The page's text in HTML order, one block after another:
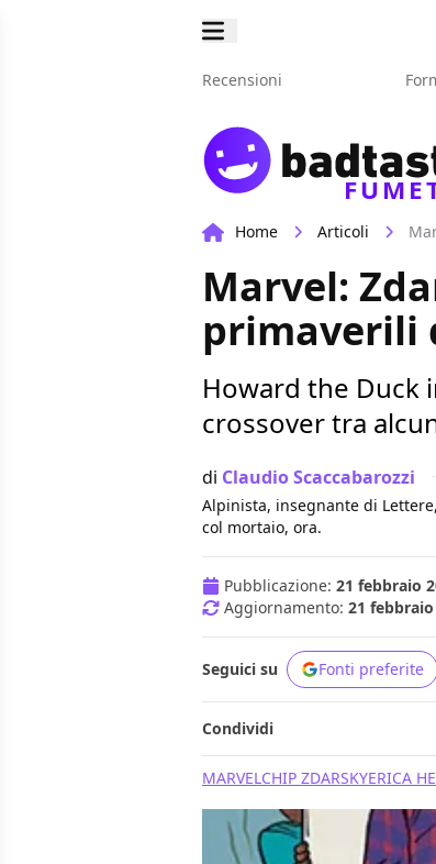
Recensioni
Home Articoli
Marvel:
primaverili
Howard the Duck
crossover tra
di Claudio Scaccabarozzi
Alpinista, insegnante di
col mortaio, ora.
Pubblicazione: 21 febbraio
Aggiornamento: 21 febbraio
Seguici su Fonti preferite
Condividi
MARVELCHIP ZDARSKYERICA